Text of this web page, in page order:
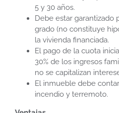
5 y 30 años.
Debe estar garantizado
grado (no constituye
la vivienda financiada.
El pago de la cuota
30% de los ingresos
no se capitalizan
El inmueble debe
incendio y terremoto.